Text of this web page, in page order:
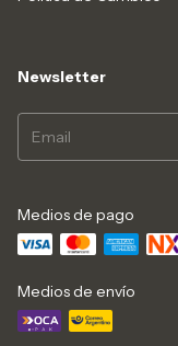
Newsletter
Medios de pago
Medios de envío